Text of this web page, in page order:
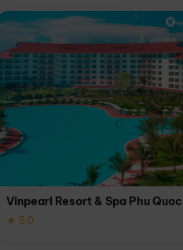
Vinpearl Resort & Spa Phu Quoc
★ 5.0